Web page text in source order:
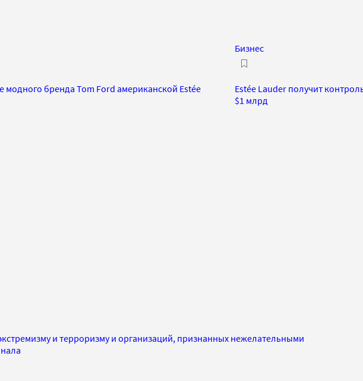
модного бренда Tom Ford американской Estée
Бизнес
Estée Lauder получит
$1 млрд
и терроризму и организаций, признанных нежелательными